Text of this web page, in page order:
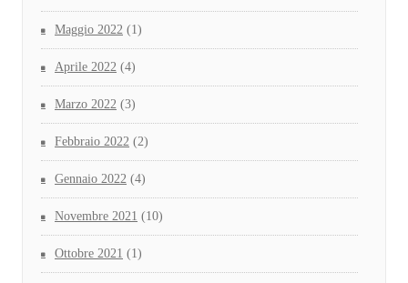
Maggio 2022 (1)
Aprile 2022 (4)
Marzo 2022 (3)
Febbraio 2022 (2)
Gennaio 2022 (4)
Novembre 2021 (10)
Ottobre 2021 (1)